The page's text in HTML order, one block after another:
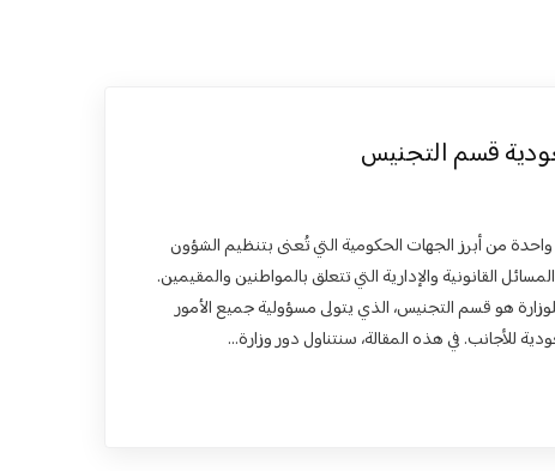
قسم التجنيس
واحدة من أبرز الجهات الحكومية التي تُعنى بتنظيم الشؤون
القانونية والإدارية التي تتعلق بالمواطنين والمقيمين.
للوزارة هو قسم التجنيس، الذي يتولى مسؤولية جميع الأمور
للأجانب. في هذه المقالة، سنتناول دور وزارة…